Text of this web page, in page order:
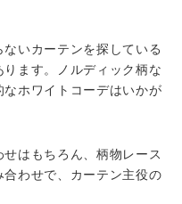
いカーテンを探している
ます。ノルディック柄な
ホワイトコーデはいかが
はもちろん、柄物レース
わせで、カーテン主役の